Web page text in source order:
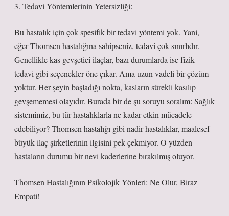
3. Tedavi Yöntemlerinin Yetersizliği:
Bu hastalık için çok spesifik bir tedavi yöntemi yok. Yani,
eğer Thomsen hastalığına sahipseniz, tedavi çok sınırlıdır.
Genellikle kas gevşetici ilaçlar, bazı durumlarda ise fizik
tedavi gibi seçenekler öne çıkar. Ama uzun vadeli bir çözüm
yoktur. Her şeyin başladığı nokta, kasların sürekli kasılıp
gevşememesi olayıdır. Burada bir de şu soruyu soralım: Sağlık
sistemimiz, bu tür hastalıklarla ne kadar etkin mücadele
edebiliyor? Thomsen hastalığı gibi nadir hastalıklar, maalesef
büyük ilaç şirketlerinin ilgisini pek çekmiyor. O yüzden
hastaların durumu bir nevi kaderlerine bırakılmış oluyor.
Thomsen Hastalığının Psikolojik Yönleri: Ne Olur, Biraz
Empati!